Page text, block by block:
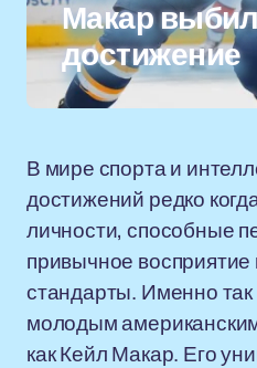
Макар
достижение
В мире спорта и
достижений редко
личности, способные
привычное
стандарты. Именно
молодым
как Кейл Макар. Его